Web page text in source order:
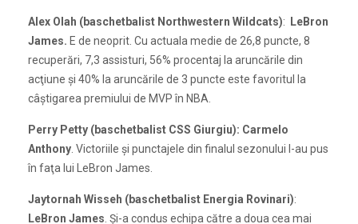
Alex Olah (baschetbalist Northwestern Wildcats):
LeBron
James. E de neoprit. Cu actuala medie de 26,8 puncte, 8
recuperări, 7,3 assisturi, 56% procentaj la aruncările din
acţiune şi 40% la aruncările de 3 puncte este favoritul la
câştigarea premiului de MVP în NBA.
Perry Petty (baschetbalist CSS Giurgiu): Carmelo
Anthony . Victoriile şi punctajele din finalul sezonului l-au pus
în faţa lui LeBron James.
Jaytornah Wisseh (baschetbalist Energia Rovinari):
LeBron James . Şi-a condus echipa către a doua cea mai